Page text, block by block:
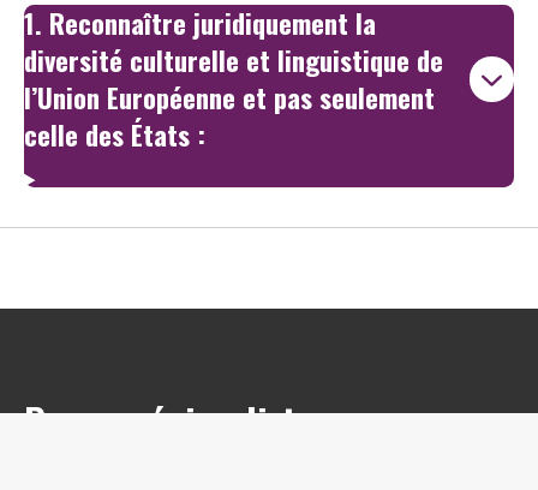
1. Reconnaître juridiquement la
diversité culturelle et linguistique de
l’Union Européenne et pas seulement
celle des États :
Presse régionaliste